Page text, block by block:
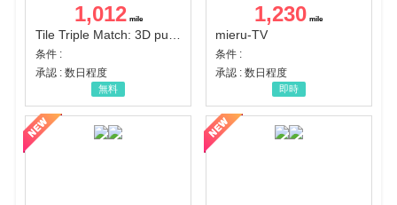
1,012
Tile Triple Match: 3D puzzle
条件 :
承認 : 数日程度
無料
1,230
mieru-TV
条件 :
承認 : 数日程度
即時